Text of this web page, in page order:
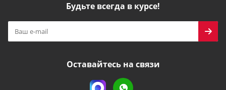
Будьте всегда в курсе!
Оставайтесь на связи